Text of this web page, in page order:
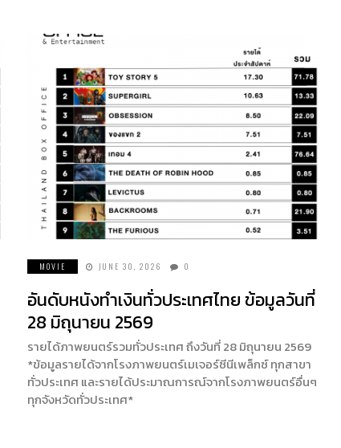
MOVIE JUNE 30, 2026 0
อันดับหนังทำเงินทั่วประเทศไทย ข้อมูลวันที่
28 มิถุนายน 2569
รายได้ภาพยนตร์รวมทั่วประเทศ ถึงวันที่ 28 มิถุนายน 2569
*ข้อมูลรายได้จากโรงภาพยนตร์เมเจอร์ซีนีเพล็กซ์ ทุกสาขา
ทั่วประเทศ และรายได้ประมาณการณ์จากโรงภาพยนตร์อื่นๆ
ทุกจังหวัดทั่วประเทศ*